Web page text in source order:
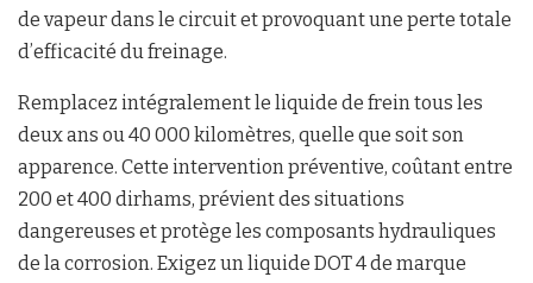
de vapeur dans le circuit et provoquant une perte totale
d’efficacité du freinage.
Remplacez intégralement le liquide de frein tous les
deux ans ou 40 000 kilomètres, quelle que soit son
apparence. Cette intervention préventive, coûtant entre
200 et 400 dirhams, prévient des situations
dangereuses et protège les composants hydrauliques
de la corrosion. Exigez un liquide DOT 4 de marque